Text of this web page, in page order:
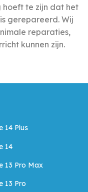
hoeft te zijn dat het
gerepareerd. Wij
reparaties,
kunnen zijn.
14 Plus
14
13 Pro Max
13 Pro